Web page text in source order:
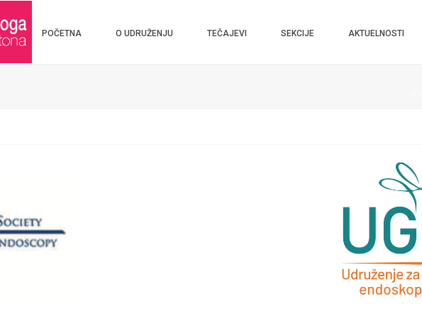
POČETNA O UDRUŽENJU TEČAJEVI SEKCIJE AKTUELNOSTI